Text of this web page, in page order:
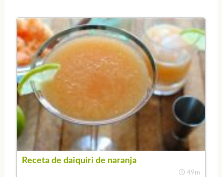
Receta de daiquiri de naranja
49m